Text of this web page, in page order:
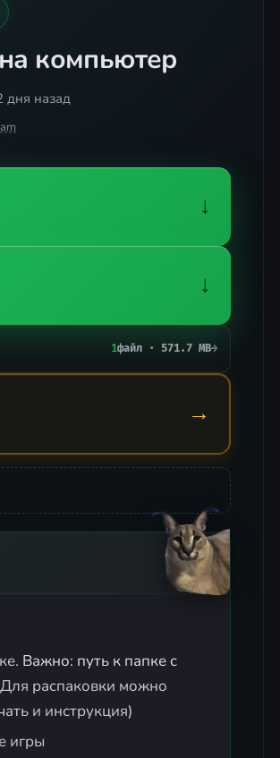
компьютер
дня назад
↓
↓
1файл · 571.7 MB→
→
Важно: путь к папке с
распаковки можно
и инструкция)
игры